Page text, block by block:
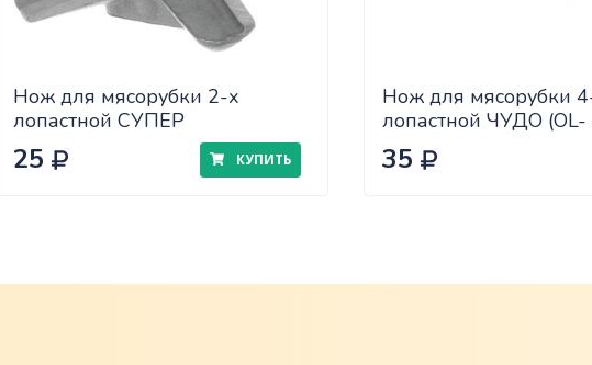
Нож для мясорубки 2-х
лопастной СУПЕР
25 КУПИТЬ
Нож для мясорубки
лопастной ЧУДО (OL-
BA7005В-1)
35